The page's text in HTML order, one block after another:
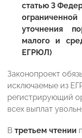
статью 3
уточнения
малого и
ЕГРЮЛ)
Законопроект
исключаемые из
регистрирующий
всех выплат
В третьем чтении